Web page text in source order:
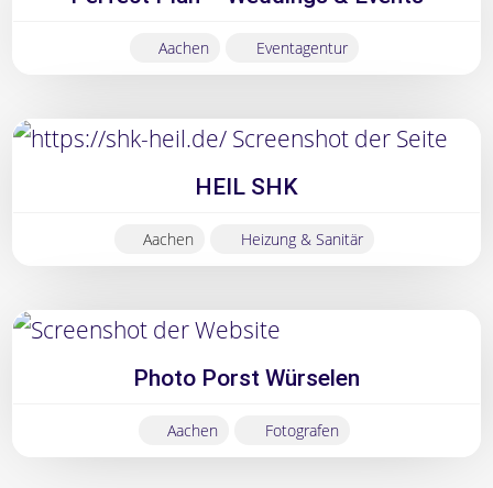
Aachen Eventagentur
HEIL SHK
Aachen Heizung & Sanitär
Photo Porst Würselen
Aachen Fotografen